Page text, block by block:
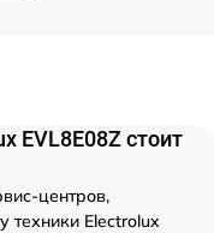
EVL8E08Z стоит
центров,
техники Electrolux